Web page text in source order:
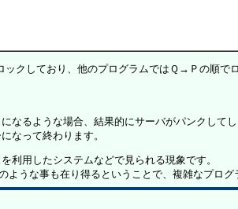
クしており、他のプログラムではＱ→Ｐの順で
るような場合、結果的にサーバがパンクしてし
なって終わります。
用したシステムなどで見られる現象です。
うな事も在り得るということで、複雑なプログ